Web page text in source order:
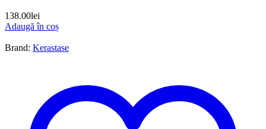
138.00lei
Adaugă în coș
Brand: Kerastase